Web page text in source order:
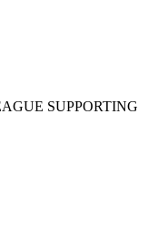
SUPPORTING